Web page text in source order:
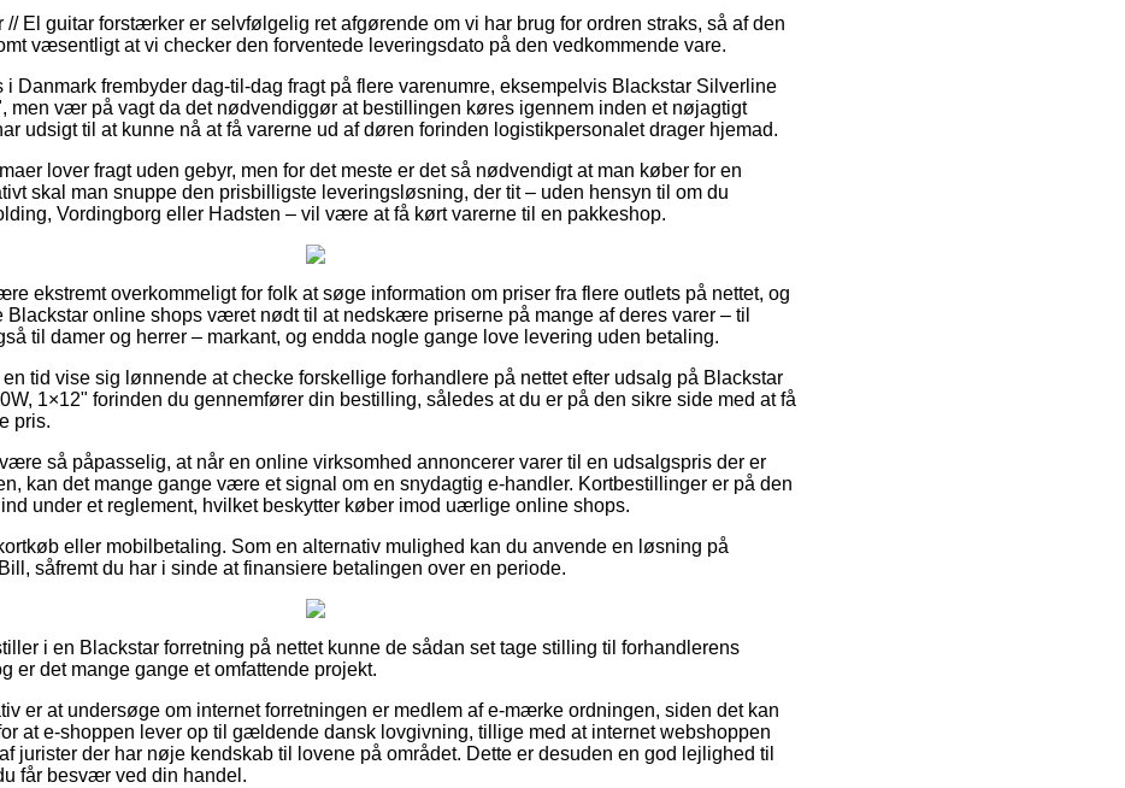
// El guitar forstærker er selvfølgelig ret afgørende om vi har brug for ordren straks, så af den
væsentligt at vi checker den forventede leveringsdato på den vedkommende vare.
i Danmark frembyder dag-til-dag fragt på flere varenumre, eksempelvis Blackstar Silverline
men vær på vagt da det nødvendiggør at bestillingen køres igennem inden et nøjagtigt
udsigt til at kunne nå at få varerne ud af døren forinden logistikpersonalet drager hjemad.
lover fragt uden gebyr, men for det meste er det så nødvendigt at man køber for en
skal man snuppe den prisbilligste leveringsløsning, der tit – uden hensyn til om du
Vordingborg eller Hadsten – vil være at få kørt varerne til en pakkeshop.
ekstremt overkommeligt for folk at søge information om priser fra flere outlets på nettet, og
online shops været nødt til at nedskære priserne på mange af deres varer – til
til damer og herrer – markant, og endda nogle gange love levering uden betaling.
tid vise sig lønnende at checke forskellige forhandlere på nettet efter udsalg på Blackstar
1×12" forinden du gennemfører din bestilling, således at du er på den sikre side med at få
pris.
så påpasselig, at når en online virksomhed annoncerer varer til en udsalgspris der er
kan det mange gange være et signal om en snydagtig e-handler. Kortbestillinger er på den
under et reglement, hvilket beskytter køber imod uærlige online shops.
eller mobilbetaling. Som en alternativ mulighed kan du anvende en løsning på
såfremt du har i sinde at finansiere betalingen over en periode.
i en Blackstar forretning på nettet kunne de sådan set tage stilling til forhandlerens
er det mange gange et omfattende projekt.
er at undersøge om internet forretningen er medlem af e-mærke ordningen, siden det kan
at e-shoppen lever op til gældende dansk lovgivning, tillige med at internet webshoppen
jurister der har nøje kendskab til lovene på området. Dette er desuden en god lejlighed til
får besvær ved din handel.